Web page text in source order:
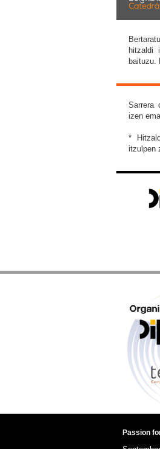
hitzaldi
baituzu.
Sarrera
izen
*
itzulpen
Passion